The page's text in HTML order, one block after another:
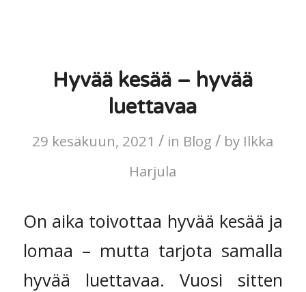
Hyvää kesää – hyvää
luettavaa
29 kesäkuun, 2021 / in Blog / by Ilkka
Harjula
On aika toivottaa hyvää kesää ja
lomaa – mutta tarjota samalla
hyvää luettavaa. Vuosi sitten